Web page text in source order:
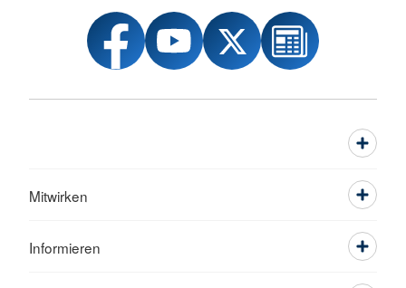
Mitwirken
Informieren